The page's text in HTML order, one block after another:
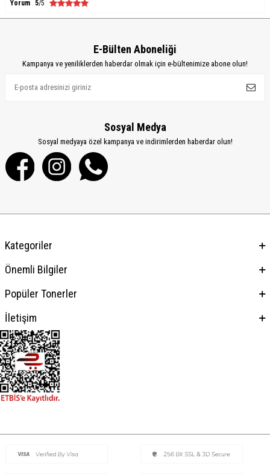
Yorum 5/5
E-Bülten Aboneliği
Kampanya ve yeniliklerden haberdar olmak için e-bültenimize abone olun!
Sosyal Medya
Sosyal medyaya özel kampanya ve indirimlerden haberdar olun!
Kategoriler
Önemli Bilgiler
Popüler Tonerler
İletişim